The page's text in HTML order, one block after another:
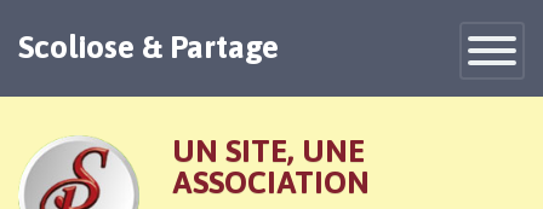
Toggle
Scoliose & Partage
UN SITE, UNE
ASSOCIATION